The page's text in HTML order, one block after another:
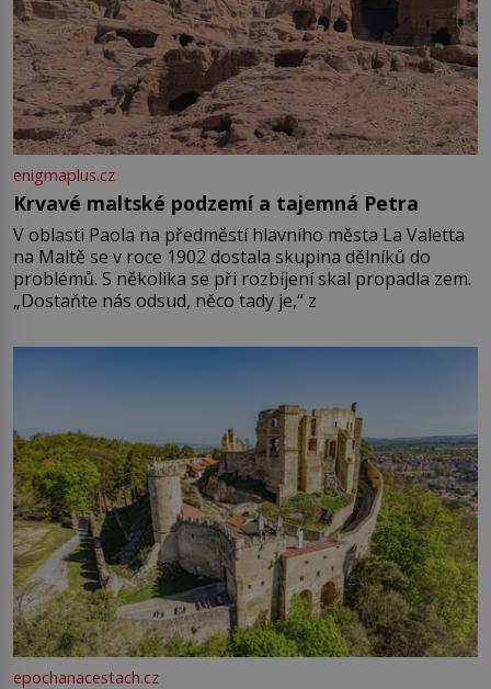
enigmaplus.cz
Krvavé maltské podzemí a tajemná Petra
V oblasti Paola na předměstí hlavního města La Valetta
na Maltě se v roce 1902 dostala skupina dělníků do
problémů. S několika se při rozbíjení skal propadla zem.
„Dostaňte nás odsud, něco tady je,“ z
epochanacestach.cz